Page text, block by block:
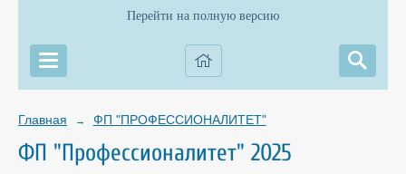
Перейти на полную версию
Главная → ФП "ПРОФЕССИОНАЛИТЕТ"
ФП "Профессионалитет" 2025